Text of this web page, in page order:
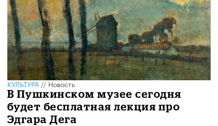
КУЛЬТУРА//Новость
В Пушкинском музее сегодня
будет бесплатная лекция про
Эдгара Дега